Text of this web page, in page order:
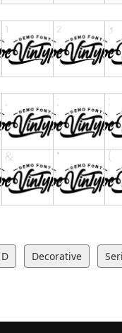
D Decorative